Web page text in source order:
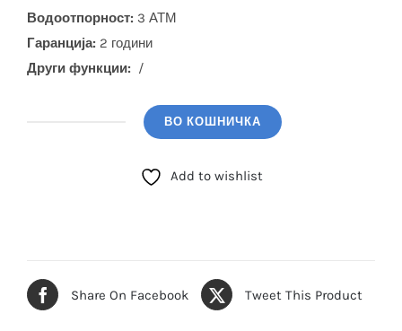
Водоотпорност: 3 АТМ
Гаранција: 2 години
Други функции: /
ВО КОШНИЧКА
Add to wishlist
Share On Facebook Tweet This Product